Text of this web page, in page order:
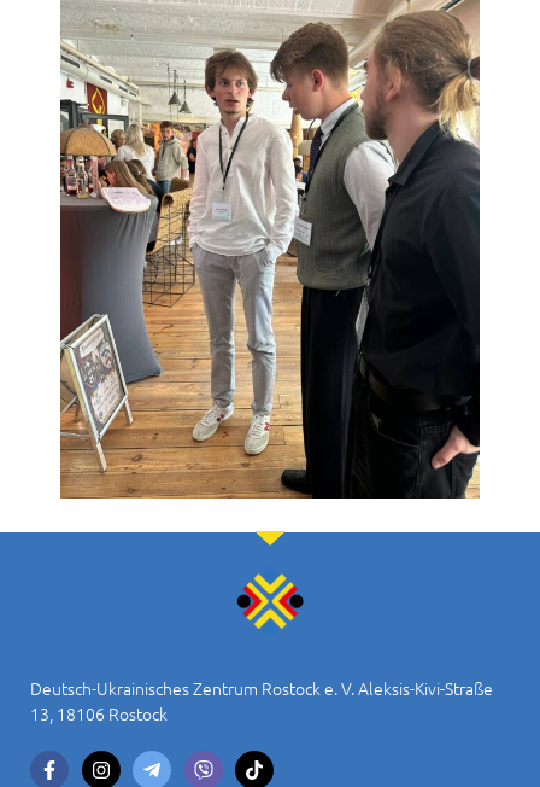
Deutsch-Ukrainisches Zentrum Rostock e. V. Aleksis-Kivi-Straße
13, 18106 Rostock